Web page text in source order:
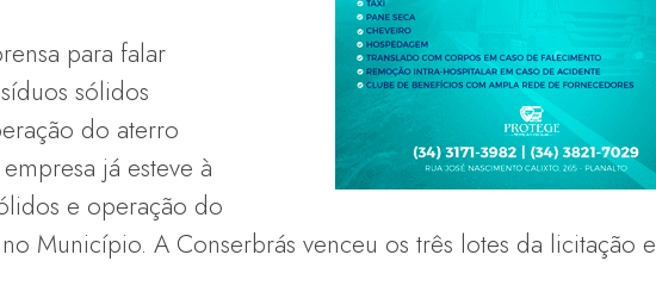
para falar
sólidos
do aterro
já esteve à
e operação do
Município. A Conserbrás venceu os três lotes da licitação e